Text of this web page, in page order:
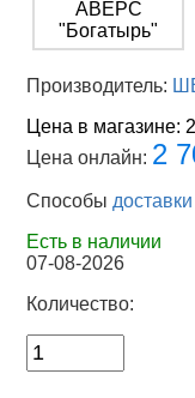
Производитель:
Цена в магазине:
Цена онлайн: 2
Способы доставки
Есть в наличии
07-08-2026
Количество: